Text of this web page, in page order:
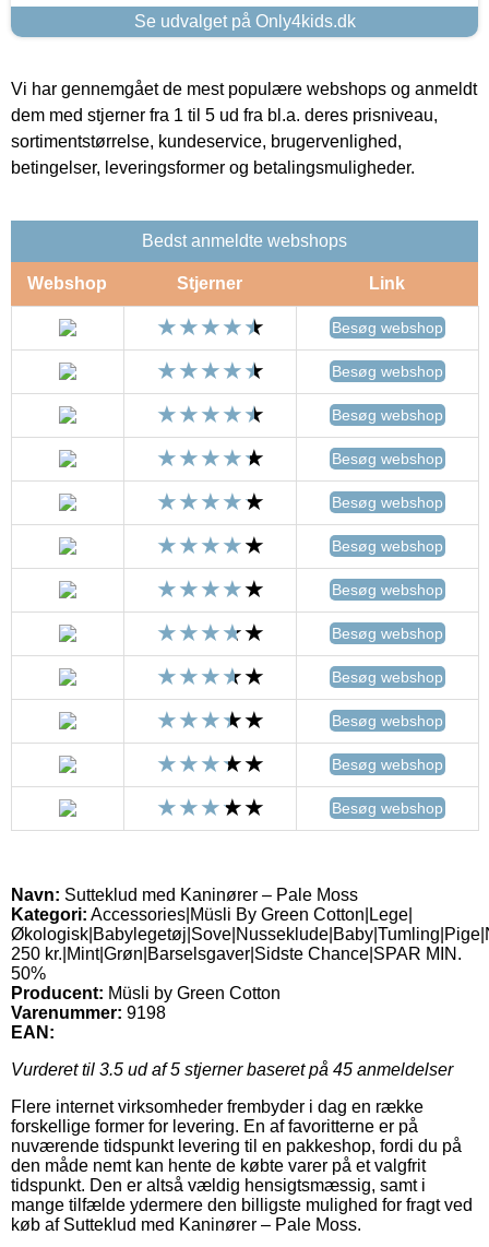
Se udvalget på Only4kids.dk
Vi har gennemgået de mest populære webshops og anmeldt
dem med stjerner fra 1 til 5 ud fra bl.a. deres prisniveau,
sortimentstørrelse, kundeservice, brugervenlighed,
betingelser, leveringsformer og betalingsmuligheder.
Bedst anmeldte webshops
Webshop Stjerner Link
Besøg webshop
Besøg webshop
Besøg webshop
Besøg webshop
Besøg webshop
Besøg webshop
Besøg webshop
Besøg webshop
Besøg webshop
Besøg webshop
Besøg webshop
Besøg webshop
Navn: Sutteklud med Kaninører – Pale Moss
Kategori: Accessories|Müsli By Green Cotton|Lege|
250 kr.|Mint|Grøn|Barselsgaver|Sidste Chance|SPAR MIN.
50%
Producent: Müsli by Green Cotton
Varenummer: 9198
EAN:
Vurderet til 3.5 ud af 5 stjerner baseret på 45 anmeldelser
Flere internet virksomheder frembyder i dag en række
forskellige former for levering. En af favoritterne er på
nuværende tidspunkt levering til en pakkeshop, fordi du på
den måde nemt kan hente de købte varer på et valgfrit
tidspunkt. Den er altså vældig hensigtsmæssig, samt i
mange tilfælde ydermere den billigste mulighed for fragt ved
køb af Sutteklud med Kaninører – Pale Moss.